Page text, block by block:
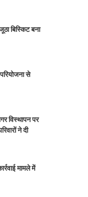
बिस्किट बना
से
विस्थापन पर
ने दी
मामले में